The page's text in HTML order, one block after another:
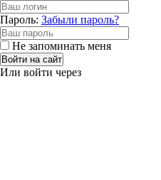
Пароль: Забыли пароль?
Не запоминать меня
Войти на сайт
Или войти через